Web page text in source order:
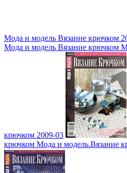
Мода и модель Вязание крючком
Мода и модель Вязание крючком
крючком 2009-03
крючком Мода и модель.Вязание